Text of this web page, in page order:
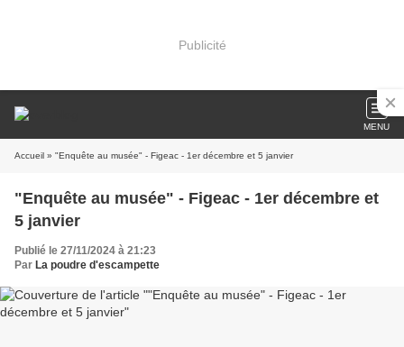
Publicité
MENU
Accueil » "Enquête au musée" - Figeac - 1er décembre et 5 janvier
"Enquête au musée" - Figeac - 1er décembre et
5 janvier
Publié le 27/11/2024 à 21:23
Par La poudre d'escampette